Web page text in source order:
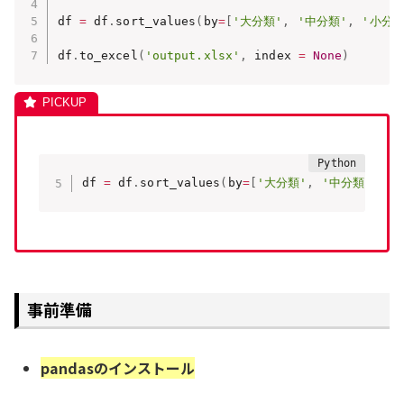
df = df . sort_values ( by=[ '大分類' , '中分類' , '小分
df . to_excel ( 'output.xlsx' , index = None )
df = df . sort_values ( by=[ '大分類' , '中分類'
事前準備
pandasのインストール